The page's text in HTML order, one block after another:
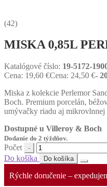
(42)
MISKA 0,85L
Katalógové číslo: 19-5172-
Cena: 19,60 €Cena: 24,50 €-
Miska z kolekcie Perlemor
Boch. Premium porcelán,
umývačky riadu aj mikrovlnnej
Dostupné u Villeroy & Boch
Dodanie do 2 týždňov.
Počet
Do košíka
Do košíka
Rýchle doručenie –